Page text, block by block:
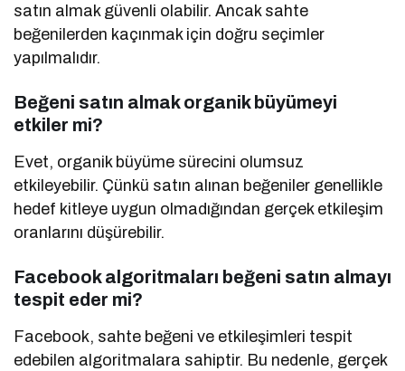
satın almak güvenli olabilir. Ancak sahte
beğenilerden kaçınmak için doğru seçimler
yapılmalıdır.
Beğeni satın almak organik büyümeyi
etkiler mi?
Evet, organik büyüme sürecini olumsuz
etkileyebilir. Çünkü satın alınan beğeniler genellikle
hedef kitleye uygun olmadığından gerçek etkileşim
oranlarını düşürebilir.
Facebook algoritmaları beğeni satın almayı
tespit eder mi?
Facebook, sahte beğeni ve etkileşimleri tespit
edebilen algoritmalara sahiptir. Bu nedenle, gerçek